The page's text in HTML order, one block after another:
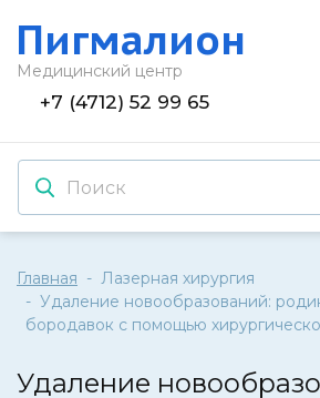
Пигмалион
Медицинский центр
+7 (4712) 52 99 65
Главная
Лазерная хирургия
Удаление новообразований:
бородавок с помощью
Удаление